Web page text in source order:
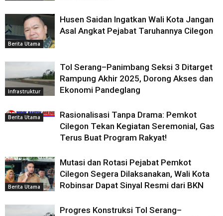
Berita Utama
Husen Saidan Ingatkan Wali Kota Jangan
Asal Angkat Pejabat Taruhannya Cilegon
Infrastruktur
Tol Serang–Panimbang Seksi 3 Ditarget
Rampung Akhir 2025, Dorong Akses dan
Ekonomi Pandeglang
Berita Utama
Rasionalisasi Tanpa Drama: Pemkot
Cilegon Tekan Kegiatan Seremonial, Gas
Terus Buat Program Rakyat!
Berita Utama
Mutasi dan Rotasi Pejabat Pemkot
Cilegon Segera Dilaksanakan, Wali Kota
Robinsar Dapat Sinyal Resmi dari BKN
Progres Konstruksi Tol Serang–